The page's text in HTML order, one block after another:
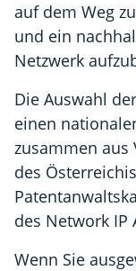
auf dem Weg
und ein
Netzwerk
Die Auswahl
einen
zusammen
des
des Network IP
Wenn Sie